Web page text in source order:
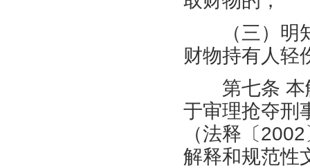
（三）明知
财物持有人轻
第七条 本
于审理抢夺刑
（法释〔
解释和规范性